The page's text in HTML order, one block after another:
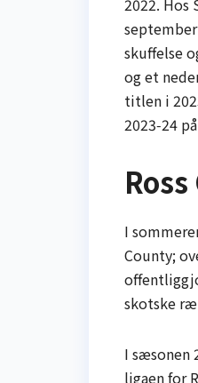
skuffelse
og et
titlen i
2023‑24
I
County;
skotske
I sæsonen
ligaen for